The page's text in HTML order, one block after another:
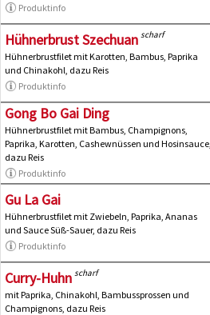
Produktinfo
Hühnerbrust Szechuan scharf
Hühnerbrustfilet mit Karotten, Bambus, Paprika
und Chinakohl, dazu Reis
Produktinfo
Gong Bo Gai Ding
Hühnerbrustfilet mit Bambus, Champignons,
Paprika, Karotten, Cashewnüssen und Hosinsauce,
dazu Reis
Produktinfo
Gu La Gai
Hühnerbrustfilet mit Zwiebeln, Paprika, Ananas
und Sauce Süß-Sauer, dazu Reis
Produktinfo
Curry-Huhn scharf
mit Paprika, Chinakohl, Bambussprossen und
Champignons, dazu Reis